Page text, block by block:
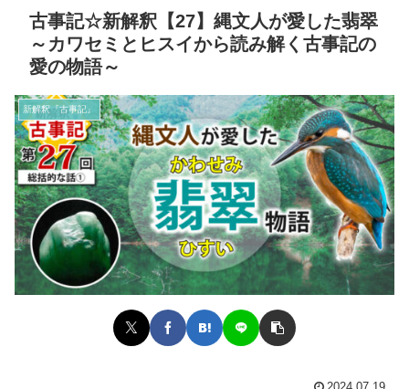
古事記☆新解釈【27】縄文人が愛した翡翠
～カワセミとヒスイから読み解く古事記の
愛の物語～
新解釈『古事記』